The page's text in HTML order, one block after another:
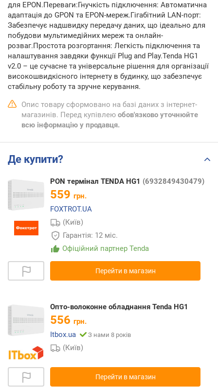
для EPON.Переваги:Гнучкість підключення: Автоматична
адаптація до GPON та EPON-мереж.Гігабітний LAN-порт:
Забезпечує надшвидку передачу даних, що ідеально для
побудови мультимедійних мереж та онлайн-
розваг.Простота розгортання: Легкість підключення та
налаштування завдяки функції Plug and Play.Tenda HG1
v2.0 – це сучасне та універсальне рішення для організації
високошвидкісного інтернету в будинку, що забезпечує
стабільну роботу та зручне керування.
Опис товару сформовано на базі даних з інтернет-
магазинів. Перед купівлею обов'язково уточнюйте
всю інформацію у продавця.
Де купити?
PON термінал TENDA HG1 (6932849430479)
559 грн.
FOXTROT.UA
(Київ)
Гарантія: 12 міс.
Офіційний партнер Tenda
Перейти в магазин
Опто-волоконне обладнання Tenda HG1
556 грн.
Itbox.ua
З нами 8 років
(Київ)
Перейти в магазин